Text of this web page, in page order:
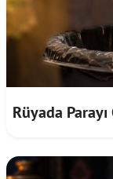
Rüyada